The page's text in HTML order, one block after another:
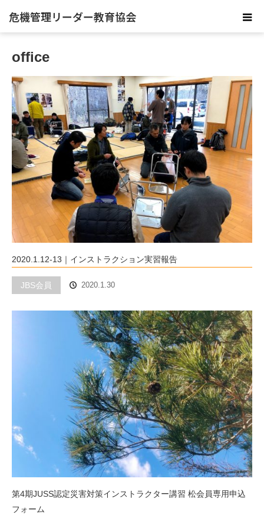
危機管理リーダー教育協会
office
2020.1.12-13｜インストラクション実習報告
JBS会員 2020.1.30
第4期JUSS認定災害対策インストラクター講習 松会員専用申込
フォーム